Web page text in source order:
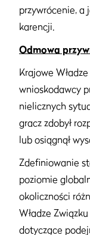
przywrócenie, a
karencji.
Odmowa
Krajowe
wnioskodawcy
nielicznych
gracz zdobył
lub osiągnął
Zdefiniowanie
poziomie
okoliczności
Władze
dotyczące